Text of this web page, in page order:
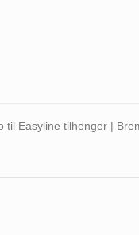
Easyline tilhenger |